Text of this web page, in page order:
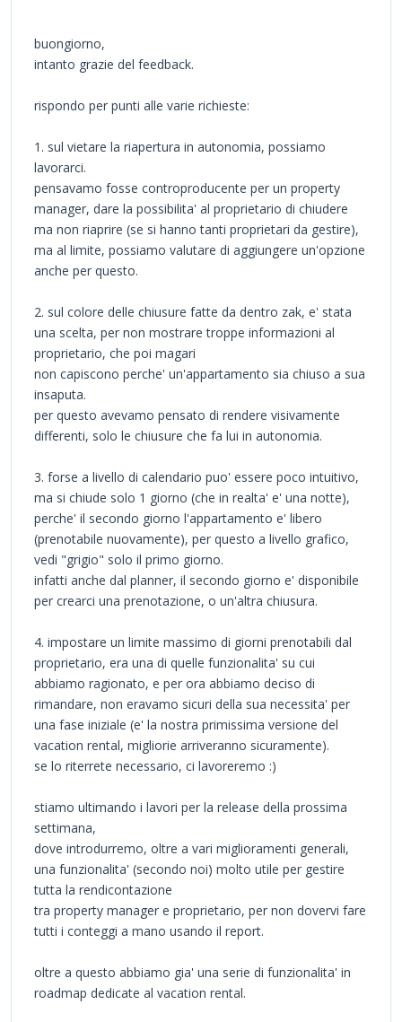
buongiorno,
intanto grazie del feedback.
rispondo per punti alle varie richieste:
1. sul vietare la riapertura in autonomia, possiamo
lavorarci.
pensavamo fosse controproducente per un property
manager, dare la possibilita' al proprietario di chiudere
ma non riaprire (se si hanno tanti proprietari da gestire),
ma al limite, possiamo valutare di aggiungere un'opzione
anche per questo.
2. sul colore delle chiusure fatte da dentro zak, e' stata
una scelta, per non mostrare troppe informazioni al
proprietario, che poi magari
non capiscono perche' un'appartamento sia chiuso a sua
insaputa.
per questo avevamo pensato di rendere visivamente
differenti, solo le chiusure che fa lui in autonomia.
3. forse a livello di calendario puo' essere poco intuitivo,
ma si chiude solo 1 giorno (che in realta' e' una notte),
perche' il secondo giorno l'appartamento e' libero
(prenotabile nuovamente), per questo a livello grafico,
vedi "grigio" solo il primo giorno.
infatti anche dal planner, il secondo giorno e' disponibile
per crearci una prenotazione, o un'altra chiusura.
4. impostare un limite massimo di giorni prenotabili dal
proprietario, era una di quelle funzionalita' su cui
abbiamo ragionato, e per ora abbiamo deciso di
rimandare, non eravamo sicuri della sua necessita' per
una fase iniziale (e' la nostra primissima versione del
vacation rental, migliorie arriveranno sicuramente).
se lo riterrete necessario, ci lavoreremo :)
stiamo ultimando i lavori per la release della prossima
settimana,
dove introdurremo, oltre a vari miglioramenti generali,
una funzionalita' (secondo noi) molto utile per gestire
tutta la rendicontazione
tra property manager e proprietario, per non dovervi fare
tutti i conteggi a mano usando il report.
oltre a questo abbiamo gia' una serie di funzionalita' in
roadmap dedicate al vacation rental.